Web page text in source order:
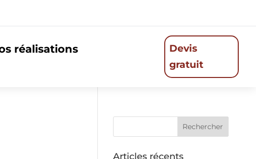
réalisations
Devis
gratuit
Articles récents